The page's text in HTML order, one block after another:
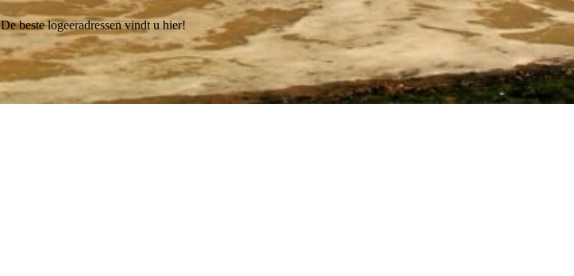
De beste logeeradressen vindt u hier!